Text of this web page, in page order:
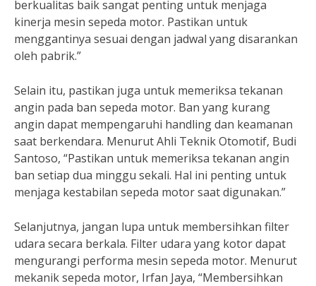
berkualitas baik sangat penting untuk menjaga
kinerja mesin sepeda motor. Pastikan untuk
menggantinya sesuai dengan jadwal yang disarankan
oleh pabrik.”
Selain itu, pastikan juga untuk memeriksa tekanan
angin pada ban sepeda motor. Ban yang kurang
angin dapat mempengaruhi handling dan keamanan
saat berkendara. Menurut Ahli Teknik Otomotif, Budi
Santoso, “Pastikan untuk memeriksa tekanan angin
ban setiap dua minggu sekali. Hal ini penting untuk
menjaga kestabilan sepeda motor saat digunakan.”
Selanjutnya, jangan lupa untuk membersihkan filter
udara secara berkala. Filter udara yang kotor dapat
mengurangi performa mesin sepeda motor. Menurut
mekanik sepeda motor, Irfan Jaya, “Membersihkan